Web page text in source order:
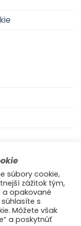
súbory cookie,
zážitok tým,
a opakované
súhlasíte s
Môžete však
a poskytnúť